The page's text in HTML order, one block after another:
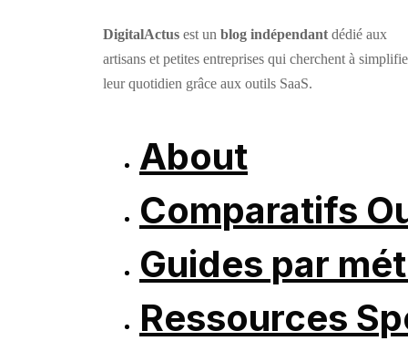
DigitalActus est un blog indépendant dédié aux
artisans et petites entreprises qui cherchent à
leur quotidien grâce aux outils SaaS.
About
Comparatifs
Guides par
Ressources